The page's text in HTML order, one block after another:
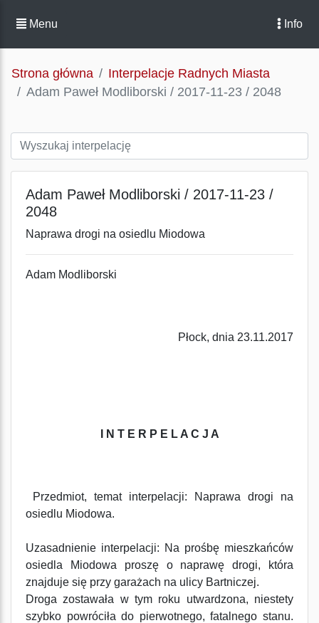
Menu Info
Strona główna
Interpelacje Radnych Miasta
Adam Paweł Modliborski / 2017-11-23 / 2048
Adam Paweł Modliborski / 2017-11-23 /
2048
Naprawa drogi na osiedlu Miodowa
Adam Modliborski
Płock, dnia 23.11.2017
I N T E R P E L A C J A
Przedmiot, temat interpelacji: Naprawa drogi na
osiedlu Miodowa.
Uzasadnienie interpelacji: Na prośbę mieszkańców
osiedla Miodowa proszę o naprawę drogi, która
znajduje się przy garażach na ulicy Bartniczej.
Droga zostawała w tym roku utwardzona, niestety
szybko powróciła do pierwotnego, fatalnego stanu.